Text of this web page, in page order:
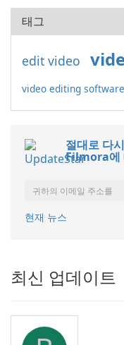
태그
edit video
video editing software
절대로 다
Filmora에
현재 뉴스
최신 업데이트